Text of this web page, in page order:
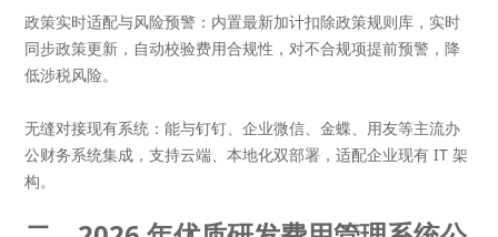
政策实时适配与风险预警 ：内置最新加计扣除政策规则库，实时
同步政策更新，自动校验费用合规性，对不合规项提前预警，降
低涉税风险。
无缝对接现有系统 ：能与钉钉、企业微信、金蝶、用友等主流办
公财务系统集成，支持云端、本地化双部署，适配企业现有 IT 架
构。